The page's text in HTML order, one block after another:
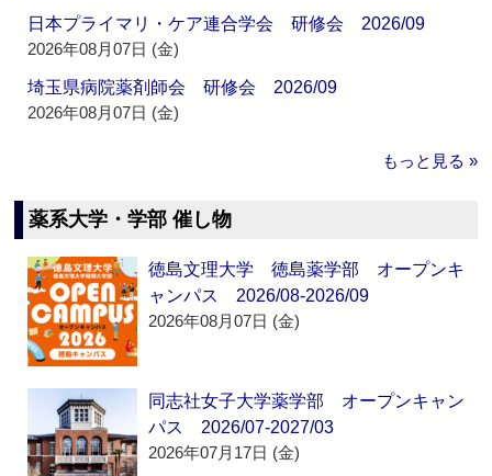
日本プライマリ・ケア連合学会 研修会 2026/09
2026年08月07日 (金)
埼玉県病院薬剤師会 研修会 2026/09
2026年08月07日 (金)
もっと見る »
薬系大学・学部 催し物
徳島文理大学 徳島薬学部 オープンキ
ャンパス 2026/08-2026/09
2026年08月07日 (金)
同志社女子大学薬学部 オープンキャン
パス 2026/07-2027/03
2026年07月17日 (金)